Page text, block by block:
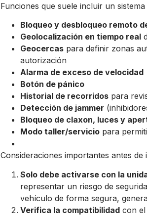
Funciones que suele incluir un
Bloqueo y desbloqueo remoto
Geolocalización en tiempo real
Geocercas para definir zonas
autorización
Alarma de exceso de velocidad
Botón de pánico
Historial de recorridos para
Detección de jammer
Bloqueo de claxon, luces y
Modo taller/servicio para
Consideraciones importantes antes
Solo debe activarse con la
representar un riesgo de
vehículo de forma segura,
Verifica la compatibilidad con